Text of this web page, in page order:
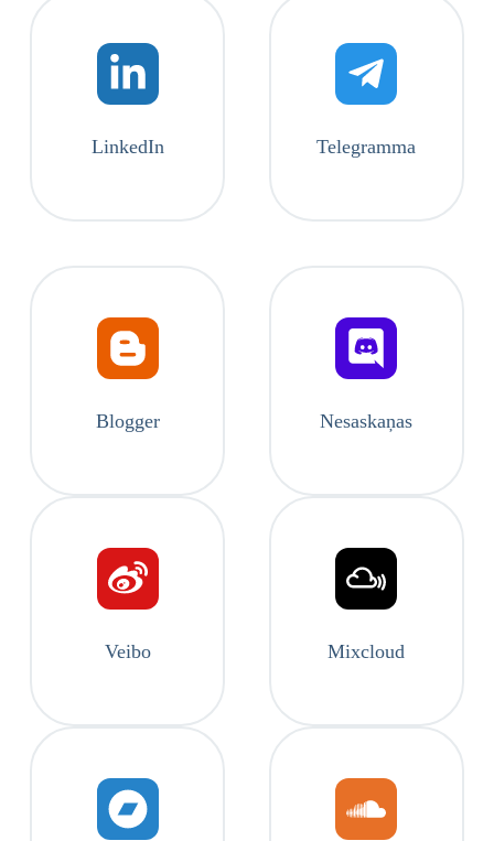
LinkedIn Telegramma
Blogger Nesaskaņas
Veibo Mixcloud